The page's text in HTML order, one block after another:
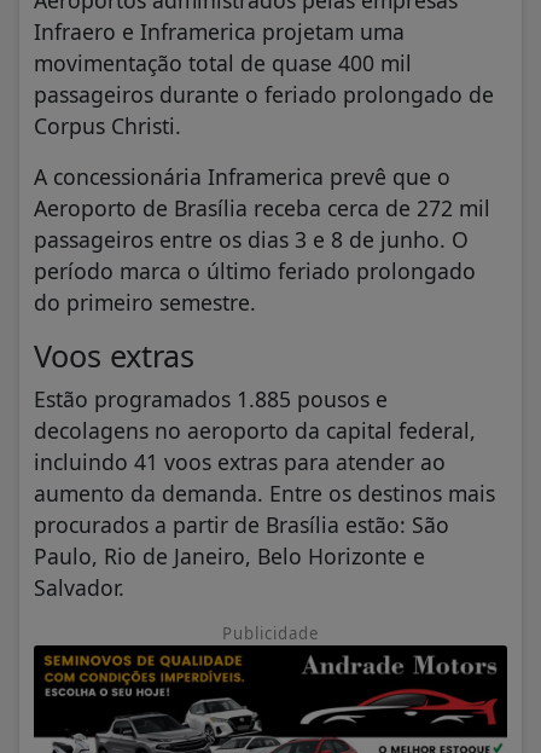
Infraero e Inframerica projetam uma
movimentação total de quase 400 mil
passageiros durante o feriado prolongado de
Corpus Christi.
A concessionária Inframerica prevê que o
Aeroporto de Brasília receba cerca de 272 mil
passageiros entre os dias 3 e 8 de junho. O
período marca o último feriado prolongado
do primeiro semestre.
Voos extras
Estão programados 1.885 pousos e
decolagens no aeroporto da capital federal,
incluindo 41 voos extras para atender ao
aumento da demanda. Entre os destinos mais
procurados a partir de Brasília estão: São
Paulo, Rio de Janeiro, Belo Horizonte e
Salvador.
Publicidade